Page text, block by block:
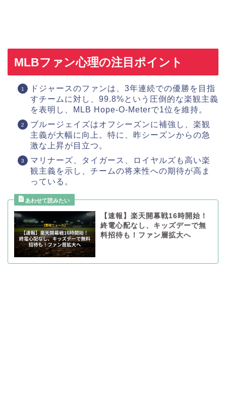
MLBファン心理の注目ポイント
ドジャースのファンは、3年連続での優勝を目指
すチームに対し、99.8%という圧倒的な楽観主義
を表明し、MLB Hope-O-Meterで1位を維持。
ブルージェイズはオフシーズンに補強し、楽観
主義が大幅に向上。特に、昨シーズンからの急
激な上昇が目立つ。
マリナーズ、タイガース、ロイヤルズも高い楽
観主義を示し、チームの将来性への期待が高ま
っている。
【速報】楽天開幕戦16時開始！
終電心配なし、キッズデーで無
料招待も！ファン層拡大へ